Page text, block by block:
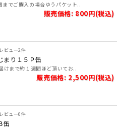
までご購入の場合ゆうパケット..
販売価格: 800円(税込)
レビュー2件
まり１５Ｐ缶
けまで約１週間ほど頂いてお..
販売価格: 2,500円(税込)
レビュー0件
缶